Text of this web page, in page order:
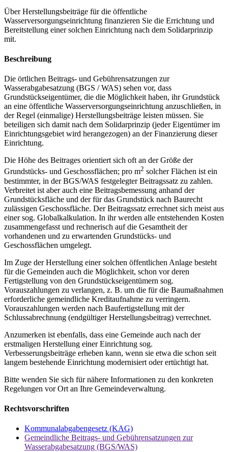
Über Herstellungsbeiträge für die öffentliche
Wasserversorgungseinrichtung finanzieren Sie die Errichtung und
Bereitstellung einer solchen Einrichtung nach dem Solidarprinzip
mit.
Beschreibung
Die örtlichen Beitrags- und Gebührensatzungen zur
Wasserabgabesatzung (BGS / WAS) sehen vor, dass
Grundstückseigentümer, die die Möglichkeit haben, ihr Grundstück
an eine öffentliche Wasserversorgungseinrichtung anzuschließen, in
der Regel (einmalige) Herstellungsbeiträge leisten müssen. Sie
beteiligen sich damit nach dem Solidarprinzip (jeder Eigentümer im
Einrichtungsgebiet wird herangezogen) an der Finanzierung dieser
Einrichtung.
Die Höhe des Beitrages orientiert sich oft an der Größe der
Grundstücks- und Geschossflächen; pro m2 solcher Flächen ist ein
bestimmter, in der BGS/WAS festgelegter Beitragssatz zu zahlen.
Verbreitet ist aber auch eine Beitragsbemessung anhand der
Grundstücksfläche und der für das Grundstück nach Baurecht
zulässigen Geschossfläche. Der Beitragssatz errechnet sich meist aus
einer sog. Globalkalkulation. In ihr werden alle entstehenden Kosten
zusammengefasst und rechnerisch auf die Gesamtheit der
vorhandenen und zu erwartenden Grundstücks- und
Geschossflächen umgelegt.
Im Zuge der Herstellung einer solchen öffentlichen Anlage besteht
für die Gemeinden auch die Möglichkeit, schon vor deren
Fertigstellung von den Grundstückseigentümern sog.
Vorauszahlungen zu verlangen, z. B. um die für die Baumaßnahmen
erforderliche gemeindliche Kreditaufnahme zu verringern.
Vorauszahlungen werden nach Baufertigstellung mit der
Schlussabrechnung (endgültiger Herstellungsbeitrag) verrechnet.
Anzumerken ist ebenfalls, dass eine Gemeinde auch nach der
erstmaligen Herstellung einer Einrichtung sog.
Verbesserungsbeiträge erheben kann, wenn sie etwa die schon seit
langem bestehende Einrichtung modernisiert oder ertüchtigt hat.
Bitte wenden Sie sich für nähere Informationen zu den konkreten
Regelungen vor Ort an Ihre Gemeindeverwaltung.
Rechtsvorschriften
Kommunalabgabengesetz (KAG)
Gemeindliche Beitrags- und Gebührensatzungen zur
Wasserabgabesatzung (BGS/WAS)